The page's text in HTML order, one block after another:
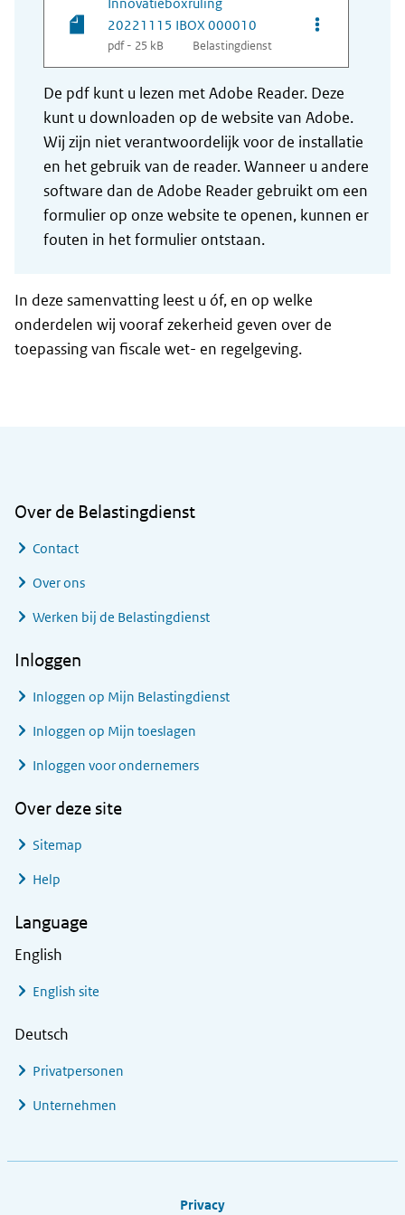
20221115 IBOX 000010
pdf - 25 kB Belastingdienst
Opties van
De pdf kunt u lezen met Adobe Reader. Deze
kunt u downloaden op de website van Adobe.
Wij zijn niet verantwoordelijk voor de installatie
en het gebruik van de reader. Wanneer u andere
software dan de Adobe Reader gebruikt om een
formulier op onze website te openen, kunnen er
fouten in het formulier ontstaan.
In deze samenvatting leest u óf, en op welke
onderdelen wij vooraf zekerheid geven over de
toepassing van fiscale wet- en regelgeving.
Over de Belastingdienst
Contact
Over ons
Werken bij de Belastingdienst
Inloggen
Inloggen op Mijn Belastingdienst
Inloggen op Mijn toeslagen
Inloggen voor ondernemers
Over deze site
Sitemap
Help
Language
English
English site
Deutsch
Privatpersonen
Unternehmen
Privacy